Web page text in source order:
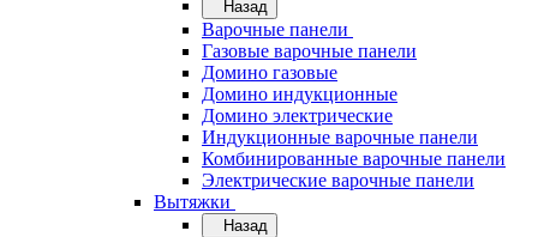
Назад
Варочные панели
Газовые варочные панели
Домино газовые
Домино индукционные
Домино электрические
Индукционные варочные панели
Комбинированные варочные панели
Электрические варочные панели
Вытяжки
Назад